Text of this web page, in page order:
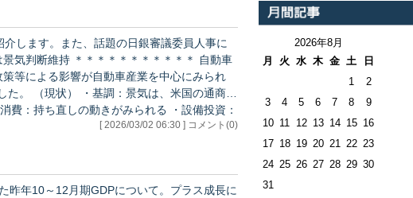
します。また、話題の日銀審議委員人事に
等による影響が自動車産業を中心にみられ
通商政
費：持ち直しの動きがみられる ・設備投資：
共投資：底堅く推移している ・輸出：おお
[ 2026/03/02 06:30 ] コメント(0)
昨年10～12月期GDPについて。プラス成長に
2026年8月
月
火 水 木 金 土 日
1
2
3
4 5 6 7 8
9
10 11 12 13 14 15 16
17 18 19 20 21 22 23
24 25 26 27 28 29 30
31